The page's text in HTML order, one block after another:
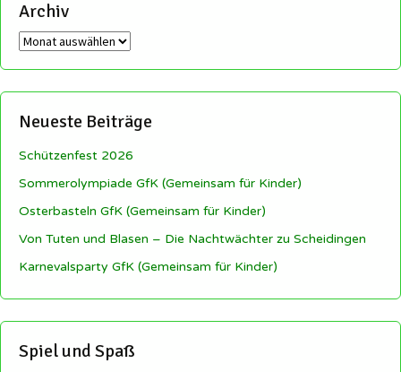
Archiv
Archiv
Neueste Beiträge
Schützenfest 2026
Sommerolympiade GfK (Gemeinsam für Kinder)
Osterbasteln GfK (Gemeinsam für Kinder)
Von Tuten und Blasen – Die Nachtwächter zu Scheidingen
Karnevalsparty GfK (Gemeinsam für Kinder)
Spiel und Spaß